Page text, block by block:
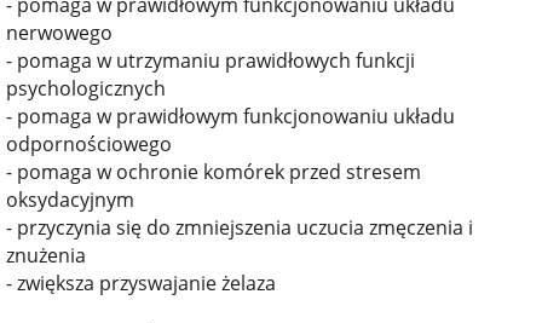
nerwowego
- pomaga w utrzymaniu prawidłowych funkcji
psychologicznych
- pomaga w prawidłowym funkcjonowaniu układu
odpornościowego
- pomaga w ochronie komórek przed stresem
oksydacyjnym
- przyczynia się do zmniejszenia uczucia zmęczenia i
znużenia
- zwiększa przyswajanie żelaza